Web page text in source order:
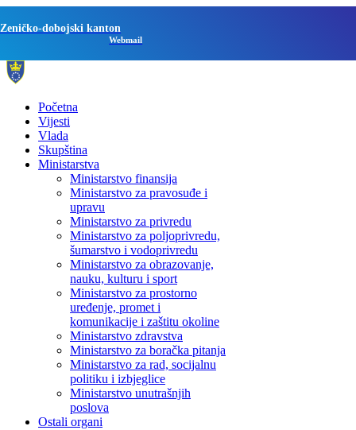
Zeničko-dobojski kanton
Webmail
Početna
Vijesti
Vlada
Skupština
Ministarstva
Ministarstvo finansija
Ministarstvo za pravosuđe i
upravu
Ministarstvo za privredu
Ministarstvo za poljoprivredu,
šumarstvo i vodoprivredu
Ministarstvo za obrazovanje,
nauku, kulturu i sport
Ministarstvo za prostorno
uređenje, promet i
komunikacije i zaštitu okoline
Ministarstvo zdravstva
Ministarstvo za boračka pitanja
Ministarstvo za rad, socijalnu
politiku i izbjeglice
Ministarstvo unutrašnjih
poslova
Ostali organi